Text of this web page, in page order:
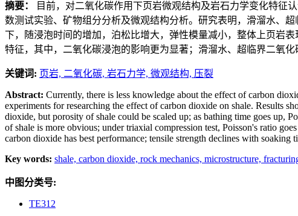
摘要：
目前，对二氧化碳作用下页岩微观结构及岩石力学变化特征
数测试实验、矿物组分分析及微观结构分析。研究表明，滑溜水、
下，随浸泡时间的增加，泊松比增大，弹性模量减小，整体上页岩
特征，其中，二氧化碳浸泡的影响更为显著；滑溜水、超临界二氧
关键词: 页岩, 二氧化碳, 岩石力学, 微观结构, 压裂
Abstract: Currently, there is less knowledge about the effect of carbon
experiments for researching the effect of carbon dioxide on shale. Results
dioxide, but porosity of shale could be scaled up; as bathing time goes up,
of shale is more obvious; under triaxial compression test, Poisson's ratio
carbon dioxide has best performance; tensile strength declines with
Key words: shale, carbon dioxide, rock mechanics, microstructure,
中图分类号:
TE312